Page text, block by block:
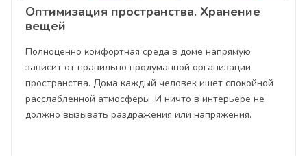
Оптимизация пространства. Хранение
вещей
Полноценно комфортная среда в доме напрямую
зависит от правильно продуманной организации
пространства. Дома каждый человек ищет спокойной
расслабленной атмосферы. И ничто в интерьере не
должно вызывать раздражения или напряжения.